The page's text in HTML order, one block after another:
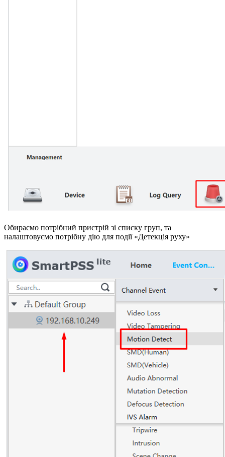
Обираємо потрібний пристрій зі списку груп, та
налаштовуємо потрібну дію для події «Детекція руху»